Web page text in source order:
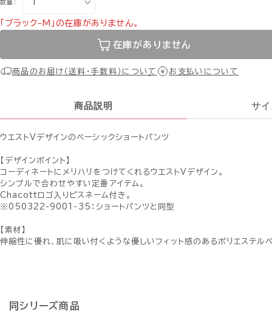
数量：
「ブラック-M」の在庫がありません。
在庫がありません
商品のお届け（送料・手数料）について お支払いについて
商品説明 サ
ウエストVデザインのベーシックショートパンツ
【デザインポイント】
コーディネートにメリハリをつけてくれるウエストVデザイン。
シンプルで合わせやすい定番アイテム。
Chacottロゴ入りピスネーム付き。
※050322-9001-35：ショートパンツと同型
【素材】
伸縮性に優れ、肌に吸い付くような優しいフィット感のあるポリエステル
同シリーズ商品